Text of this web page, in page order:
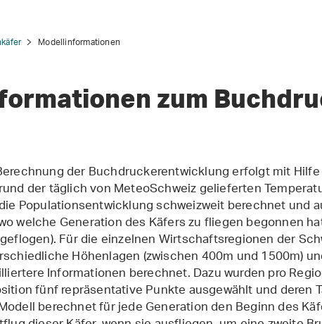
Modellinformationen
zum
der Buchdruckerentwicklung erfolgt mit
der täglich von MeteoSchweiz gelieferten
Populationsentwicklung schweizweit berechnet und
welche Generation des Käfers zu fliegen begonnen
Für die einzelnen Wirtschaftsregionen der
Höhenlagen (zwischen 400m und 1500m)
Informationen berechnet. Dazu wurden pro
fünf repräsentative Punkte ausgewählt und deren
berechnet für jede Generation den Beginn des